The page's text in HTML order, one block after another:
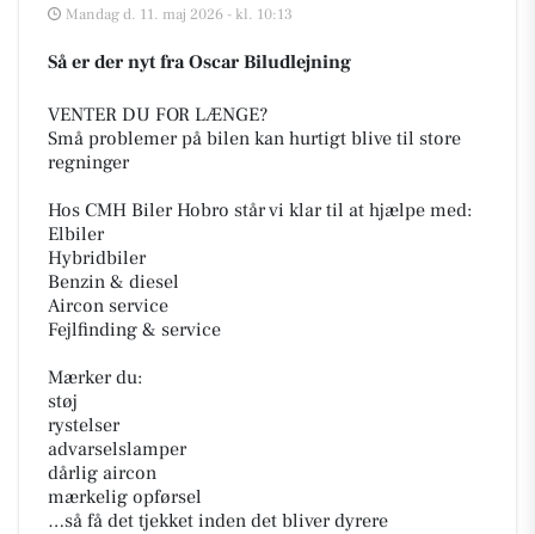
Mandag d. 11. maj 2026 - kl. 10:13
Så er der nyt fra Oscar Biludlejning
VENTER DU FOR LÆNGE?
Små problemer på bilen kan hurtigt blive til store
regninger
Hos CMH Biler Hobro står vi klar til at hjælpe med:
Elbiler
Hybridbiler
Benzin & diesel
Aircon service
Fejlfinding & service
Mærker du:
støj
rystelser
advarselslamper
dårlig aircon
mærkelig opførsel
…så få det tjekket inden det bliver dyrere